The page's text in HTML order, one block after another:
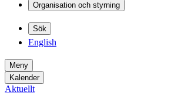
Organisation och styrning
Sök
English
Meny
Kalender
Aktuellt